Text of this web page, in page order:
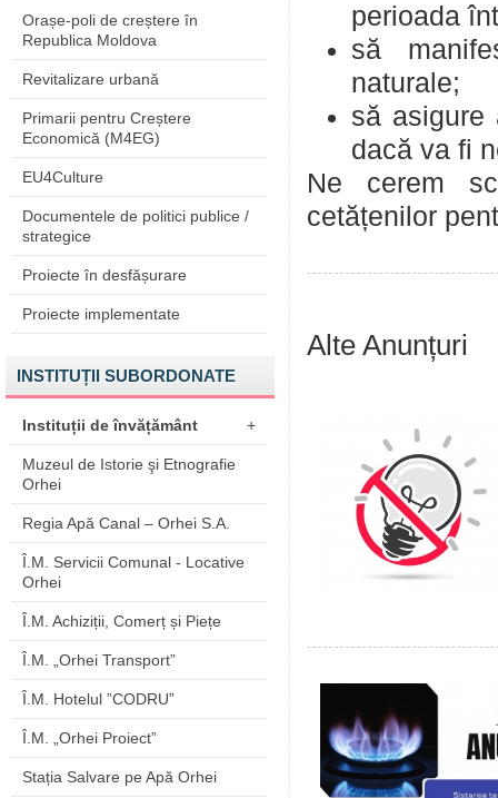
Orașe-poli de creștere în
Republica Moldova
Revitalizare urbană
Primarii pentru Creștere
Economică (M4EG)
EU4Culture
Documentele de politici publice /
strategice
Proiecte în desfășurare
Proiecte implementate
INSTITUȚII SUBORDONATE
Instituții de învățământ +
Muzeul de Istorie şi Etnografie
Orhei
Regia Apă Canal – Orhei S.A.
Î.M. Servicii Comunal - Locative
Orhei
Î.M. Achiziții, Comerț și Piețe
Î.M. „Orhei Transport”
Î.M. Hotelul ”CODRU”
Î.M. „Orhei Proiect”
Stația Salvare pe Apă Orhei
perioada
să
naturale;
să asigure
dacă va fi
Ne cerem
cetățenilor
Alte Anunțuri